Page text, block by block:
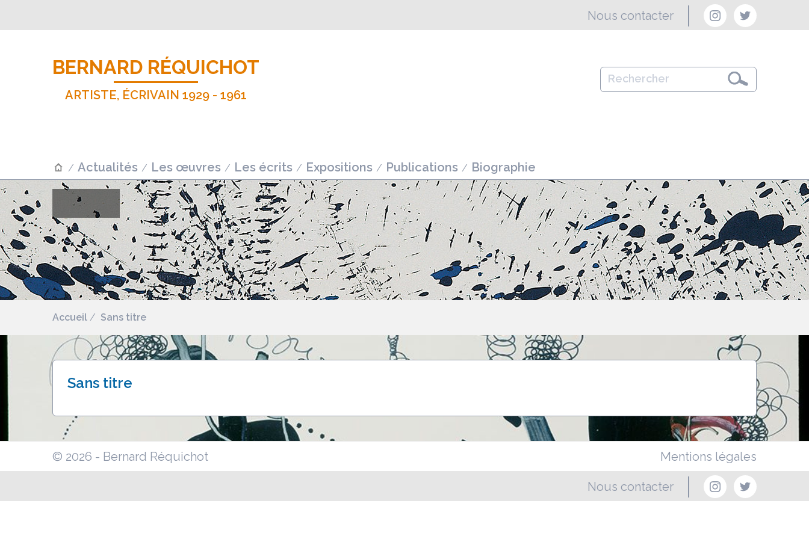
Nous contacter
BERNARD RÉQUICHOT
ARTISTE, ÉCRIVAIN 1929 - 1961
Actualités Les œuvres Les écrits Expositions Publications Biographie
Accueil Sans titre
Sans titre
© 2026 - Bernard Réquichot Mentions légales
Nous contacter